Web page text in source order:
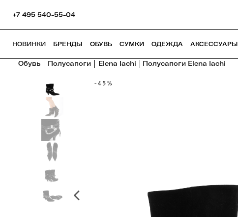
+7 495 540-55-04
НОВИНКИ БРЕНДЫ ОБУВЬ СУМКИ ОДЕЖДА АКСЕССУАРЫ
Обувь Полусапоги Elena Iachi Полусапоги Elena Iachi
-45%